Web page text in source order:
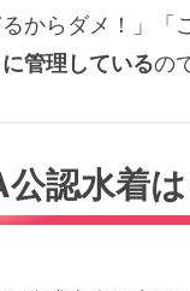
からダメ！」「
管理しているの
認水着